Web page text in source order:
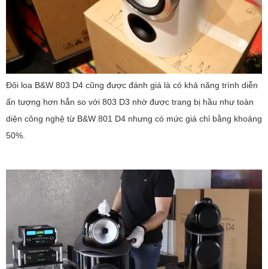
Đôi loa B&W 803 D4 cũng được đánh giá là có khả năng trình diễn
ấn tượng hơn hẳn so với 803 D3 nhờ được trang bị hầu như toàn
diện công nghệ từ B&W 801 D4 nhưng có mức giá chỉ bằng khoảng
50%.